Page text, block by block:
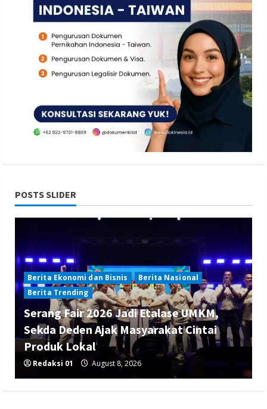
POSTS SLIDER
Berita Ekonomi dan Bisnis
Berita Nasional
Berita Trending
Serang Fair 2026 Jadi Etalase UMKM,
Sekda Deden Ajak Masyarakat Cintai
Produk Lokal
Redaksi 01 August 8, 2026